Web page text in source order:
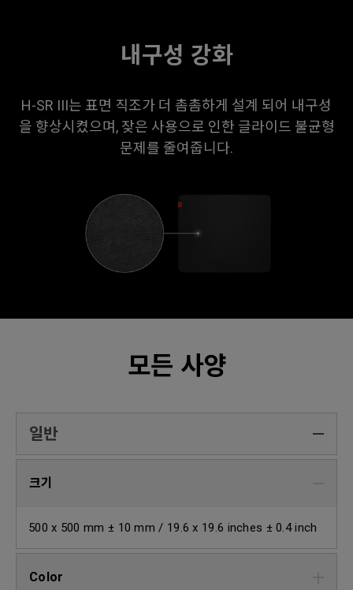
내구성 강화
H-SR III는 표면 직조가 더 촘촘하게 설계 되어 내구성
을 향상시켰으며, 잦은 사용으로 인한 글라이드 불균형
문제를 줄여줍니다.
모든 사양
일반
크기
500 x 500 mm ± 10 mm / 19.6 x 19.6 inches ± 0.4 inch
Color